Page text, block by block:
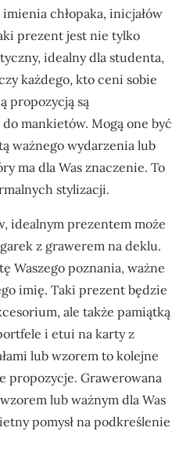
chłopaka, inicjałów
prezent jest nie tylko
idealny dla studenta,
każdego, kto ceni sobie
propozycją są
mankietów. Mogą one być
ważnego wydarzenia lub
ma dla Was znaczenie. To
stylizacji.
idealnym prezentem może
z grawerem na deklu.
Waszego poznania, ważne
imię. Taki prezent będzie
ale także pamiątką
i etui na karty z
lub wzorem to kolejne
propozycje. Grawerowana
lub ważnym dla Was
pomysł na podkreślenie